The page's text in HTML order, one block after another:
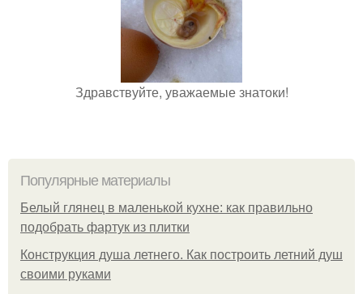
Здравствуйте, уважаемые знатоки!
Популярные материалы
Белый глянец в маленькой кухне: как правильно
подобрать фартук из плитки
Конструкция душа летнего. Как построить летний душ
своими руками